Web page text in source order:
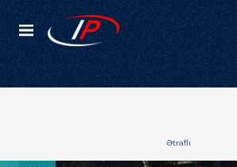
Kateqoriyalar
Ətraflı